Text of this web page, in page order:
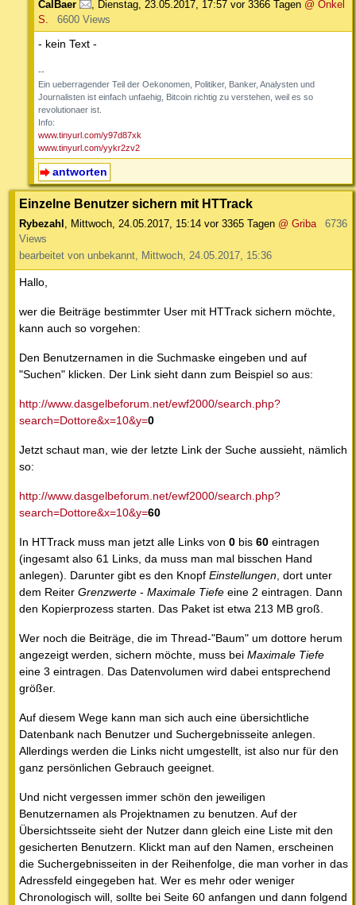
CalBaer , Dienstag, 23.05.2017, 17:57 vor 3366 Tagen @ Onkel
S.
6600 Views
- kein Text -
--
Ein ueberragender Teil der Oekonomen, Politiker, Banker, Analysten und
Journalisten ist einfach unfaehig, Bitcoin richtig zu verstehen, weil es so
revolutionaer ist.
Info:
www.tinyurl.com/y97d87xk
www.tinyurl.com/yykr2zv2
antworten
Einzelne Benutzer sichern mit HTTrack
Rybezahl , Mittwoch, 24.05.2017, 15:14 vor 3365 Tagen @ Griba
6736
Views
bearbeitet von unbekannt, Mittwoch, 24.05.2017, 15:36
Hallo,
wer die Beiträge bestimmter User mit HTTrack sichern möchte,
kann auch so vorgehen:
Den Benutzernamen in die Suchmaske eingeben und auf
"Suchen" klicken. Der Link sieht dann zum Beispiel so aus:
http://www.dasgelbeforum.net/ewf2000/search.php?
search=Dottore&x=10&y=0
Jetzt schaut man, wie der letzte Link der Suche aussieht, nämlich
so:
http://www.dasgelbeforum.net/ewf2000/search.php?
search=Dottore&x=10&y=60
In HTTrack muss man jetzt alle Links von 0 bis 60 eintragen
(ingesamt also 61 Links, da muss man mal bisschen Hand
anlegen). Darunter gibt es den Knopf Einstellungen , dort unter
dem Reiter Grenzwerte - Maximale Tiefe eine 2 eintragen. Dann
den Kopierprozess starten. Das Paket ist etwa 213 MB groß.
Wer noch die Beiträge, die im Thread-"Baum" um dottore herum
angezeigt werden, sichern möchte, muss bei Maximale Tiefe
eine 3 eintragen. Das Datenvolumen wird dabei entsprechend
größer.
Auf diesem Wege kann man sich auch eine übersichtliche
Datenbank nach Benutzer und Suchergebnisseite anlegen.
Allerdings werden die Links nicht umgestellt, ist also nur für den
ganz persönlichen Gebrauch geeignet.
Und nicht vergessen immer schön den jeweiligen
Benutzernamen als Projektnamen zu benutzen. Auf der
Übersichtsseite sieht der Nutzer dann gleich eine Liste mit den
gesicherten Benutzern. Klickt man auf den Namen, erscheinen
die Suchergebnisseiten in der Reihenfolge, die man vorher in das
Adressfeld eingegeben hat. Wer es mehr oder weniger
Chronologisch will, sollte bei Seite 60 anfangen und dann folgend